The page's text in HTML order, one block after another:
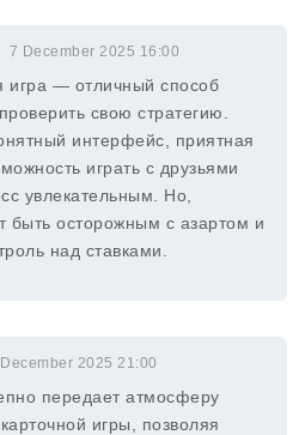
7 December 2025 16:00
игра — отличный способ
свою стратегию.
интерфейс, приятная
играть с друзьями
увлекательным. Но,
быть осторожным с азартом и
над ставками.
2025 21:00
передает атмосферу
игры, позволяя